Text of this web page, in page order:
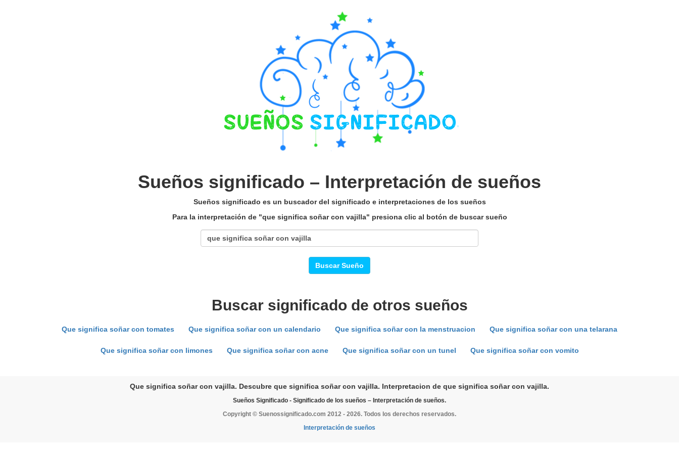
Sueños significado – Interpretación de sueños
Sueños significado es un buscador del significado e interpretaciones de los sueños
Para la interpretación de "que significa soñar con vajilla" presiona clic al botón de buscar sueño
Buscar Sueño
Buscar significado de otros sueños
Que significa soñar con tomates Que significa soñar con un calendario Que significa soñar con la menstruacion Que significa soñar con una telarana
Que significa soñar con limones Que significa soñar con acne Que significa soñar con un tunel Que significa soñar con vomito
Que significa soñar con vajilla. Descubre que significa soñar con vajilla. Interpretacion de que significa soñar con vajilla.
Sueños Significado - Significado de los sueños – Interpretación de sueños.
Copyright © Suenossignificado.com 2012 - 2026. Todos los derechos reservados.
Interpretación de sueños